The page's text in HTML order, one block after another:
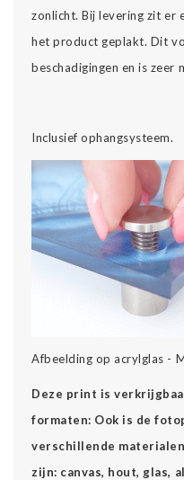
zonlicht. Bij levering zit er
het product geplakt. Dit
beschadigingen en is zeer
Inclusief ophangsysteem.
Afbeelding op acrylglas -
Deze print is
formaten: Ook is de
verschillende
zijn: canvas, hout, glas,